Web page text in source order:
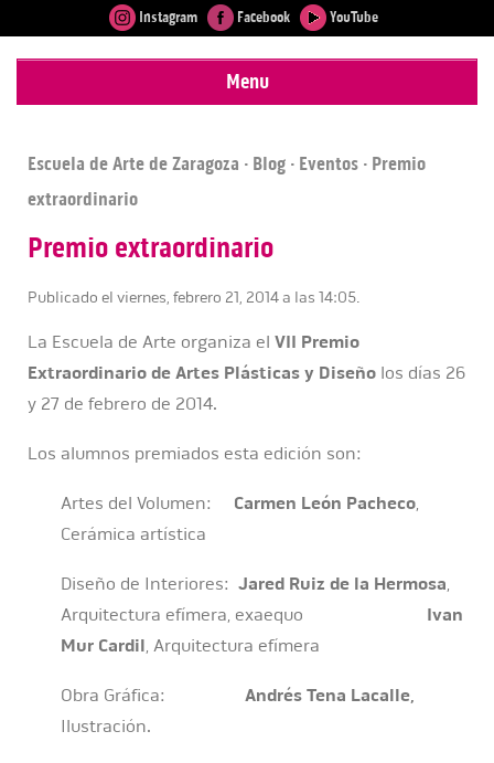
Instagram Facebook YouTube
Menu
Escuela de Arte de Zaragoza · Blog · Eventos · Premio
extraordinario
Premio extraordinario
Publicado el viernes, febrero 21, 2014 a las 14:05.
La Escuela de Arte organiza el VII Premio
Extraordinario de Artes Plásticas y Diseño los días 26
y 27 de febrero de 2014.
Los alumnos premiados esta edición son:
Artes del Volumen: Carmen León Pacheco,
Cerámica artística
Diseño de Interiores: Jared Ruiz de la Hermosa,
Arquitectura efímera, exaequo Ivan
Mur Cardil, Arquitectura efímera
Obra Gráfica: Andrés Tena Lacalle,
Ilustración.